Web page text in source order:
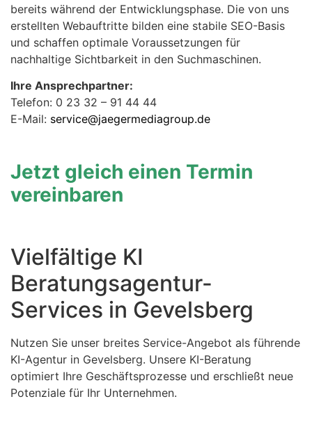
bereits während der Entwicklungsphase. Die von uns
erstellten Webauftritte bilden eine stabile SEO-Basis
und schaffen optimale Voraussetzungen für
nachhaltige Sichtbarkeit in den Suchmaschinen.
Ihre Ansprechpartner:
Telefon: 0 23 32 – 91 44 44
E-Mail: service@jaegermediagroup.de
Jetzt gleich einen Termin
vereinbaren
Vielfältige KI
Beratungsagentur-
Services in Gevelsberg
Nutzen Sie unser breites Service-Angebot als führende
KI-Agentur in Gevelsberg. Unsere KI-Beratung
optimiert Ihre Geschäftsprozesse und erschließt neue
Potenziale für Ihr Unternehmen.